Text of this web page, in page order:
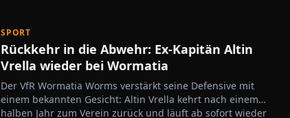
SPORT
Rückkehr in die Abwehr: Ex-Kapitän Altin
Vrella wieder bei Wormatia
Der VfR Wormatia Worms verstärkt seine Defensive mit
einem bekannten Gesicht: Altin Vrella kehrt nach einem
halben Jahr zum Verein zurück und läuft ab sofort wieder